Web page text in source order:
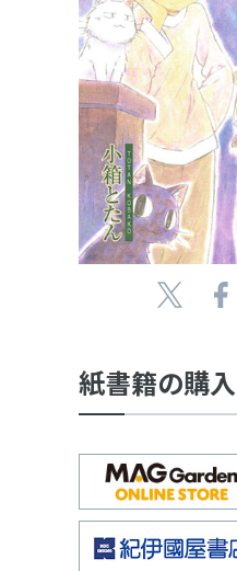
紙書籍の購入